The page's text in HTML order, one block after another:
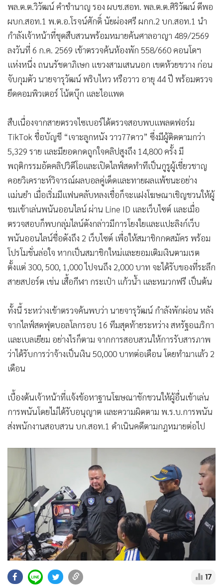
พล.ต.ต.วิวัฒน์ คำชำนาญ รอง ผบช.สอท. พล.ต.ต.ศิริวัฒน์ ดีพอ
ผบก.สอท.1 พ.ต.อ.โรจน์ศักดิ์ นัยผ่องศรี ผกก.2 บก.สอท.1 นำ
กำลังเจ้าหน้าที่ชุดสืบสวนพร้อมหมายค้นศาลอาญา 489/2569
ลงวันที่ 6 ก.ค. 2569 เข้าตรวจค้นห้องพัก 558/660 คอนโดฯ
แห่งหนึ่ง ถนนรัชดาภิเษก แขวงสามเสนนอก เขตห้วยขวาง ก่อน
จับกุมตัว นายจารุวัฒน์ พริบไหว หรือวาว อายุ 44 ปี พร้อมตรวจ
ยึดคอมพิวเตอร์ โน้ตบุ๊ก และไอแพด
สืบเนื่องจากสายตรวจไซเบอร์ได้ตรวจสอบพบแพลตฟอร์ม
TikTok ชื่อบัญชี “เจาะลูกหนัง วาว77ดาว” ซึ่งมีผู้ติดตามกว่า
5,329 ราย และมียอดกดถูกใจคลิปสูงถึง 14,800 ครั้ง มี
พฤติกรรมอัดคลิปวิดีโอและเปิดไลฟ์สดทำทีเป็นกูรูผู้เชี่ยวชาญ
คอยวิเคราะห์วิจารณ์ผลบอลคู่เด็ดและทายผลแพ้ชนะอย่าง
แม่นยำ เมื่อเริ่มมีแฟนคลับหลงเชื่อก็จะแฝงโฆษณาเชิญชวนให้ผู้
ชมเข้าเล่นพนันออนไลน์ ผ่าน Line ID และเว็บไซต์ และเมื่อ
ตรวจสอบก็พบกลุ่มไลน์ดังกล่าวมีการโยงใยและแปะลิงก์เว็บ
พนันออนไลน์ชื่อดังถึง 2 เว็บไซต์ เพื่อให้สมาชิกกดสมัคร พร้อม
โปรโมชั่นล่อใจ หากเป็นสมาชิกใหม่และยอมเติมเงินตามเรต
ตั้งแต่ 300, 500, 1,000 ไปจนถึง 2,000 บาท จะได้รับของที่ระลึก
สายสปอร์ต เช่น เสื้อกีฬา กระเป๋า แก้วน้ำ และหมวกฟรี เป็นต้น
ทั้งนี้ ระหว่างเข้าตรวจค้นพบว่า นายจารุวัฒน์ กำลังพักผ่อน หลัง
จากไลฟ์สดฟุตบอลโลกรอบ 16 ทีมสุดท้ายระหว่าง สหรัฐอเมริกา
และเบลเยียม อย่างไรก็ตาม จากการสอบสวนให้การรับสารภาพ
ว่าได้รับการว่าจ้างเป็นเงิน 50,000 บาทต่อเดือน โดยทำมาแล้ว 2
เดือน
เบื้องต้นเจ้าหน้าที่แจ้งข้อหาฐานโฆษณาชักชวนให้ผู้อื่นเข้าเล่น
การพนันโดยไม่ได้รับอนุญาต และความผิดตาม พ.ร.บ.การพนัน
ส่งพนักงานสอบสวน บก.สอท.1 ดำเนินคดีตามกฎหมายต่อไป
17